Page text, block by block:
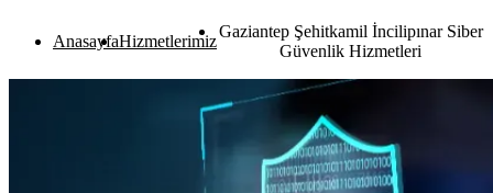
AnasayfaHizmetlerimiz
Gaziantep Şehitkamil İncilipınar Siber
Güvenlik Hizmetleri